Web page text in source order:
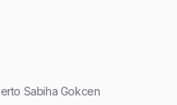
Sabiha Gokcen